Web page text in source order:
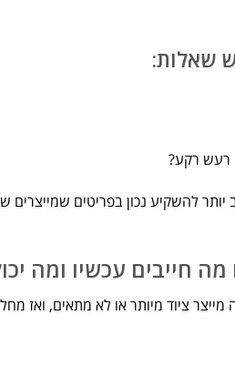
רעש רקע?
נכון בפריטים שמייצרים
חייבים עכשיו ומה
ציוד מיותר או לא מתאים, ואז